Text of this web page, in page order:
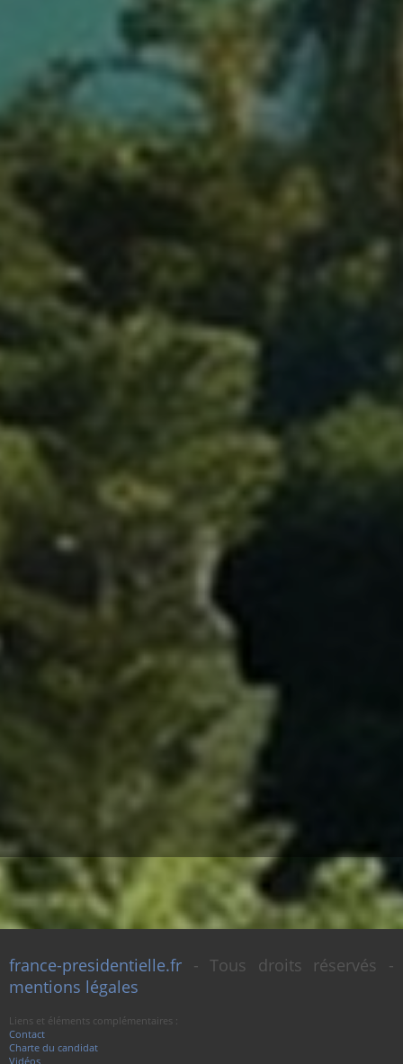
france-presidentielle.fr - Tous droits réservés -
mentions légales
Liens et éléments complémentaires :
Contact
Charte du candidat
Vidéos